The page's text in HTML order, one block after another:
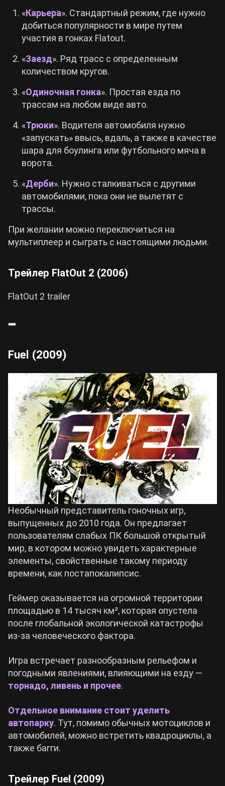
«Карьера». Стандартный режим, где нужно
добиться популярности в мире путем
участия в гонках Flatout.
«Заезд». Ряд трасс с определенным
количеством кругов.
«Одиночная гонка». Простая езда по
трассам на любом виде авто.
«Трюки». Водителя автомобиля нужно
«запускать» ввысь, вдаль, а также в качестве
шара для боулинга или футбольного мяча в
ворота.
«Дерби». Нужно сталкиваться с другими
автомобилями, пока они не вылетят с
трассы.
При желании можно переключиться на
мультиплеер и сыграть с настоящими людьми.
Трейлер FlatOut 2 (2006)
FlatOut 2 trailer
Fuel (2009)
Необычный представитель гоночных игр,
выпущенных до 2010 года. Он предлагает
пользователям слабых ПК большой открытый
мир, в котором можно увидеть характерные
элементы, свойственные такому периоду
времени, как постапокалипсис.
Геймер оказывается на огромной территории
площадью в 14 тысяч км², которая опустела
после глобальной экологической катастрофы
из-за человеческого фактора.
Игра встречает разнообразным рельефом и
погодными явлениями, влияющими на езду —
торнадо, ливень и прочее.
Отдельное внимание стоит уделить
автопарку. Тут, помимо обычных мотоциклов и
автомобилей, можно встретить квадроциклы, а
также багги.
Трейлер Fuel (2009)